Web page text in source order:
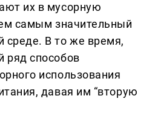
их в мусорную
самым значительный
В то же время,
ряд способов
использования
давая им “вторую